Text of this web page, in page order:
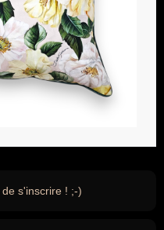
s'inscrire ! ;-)